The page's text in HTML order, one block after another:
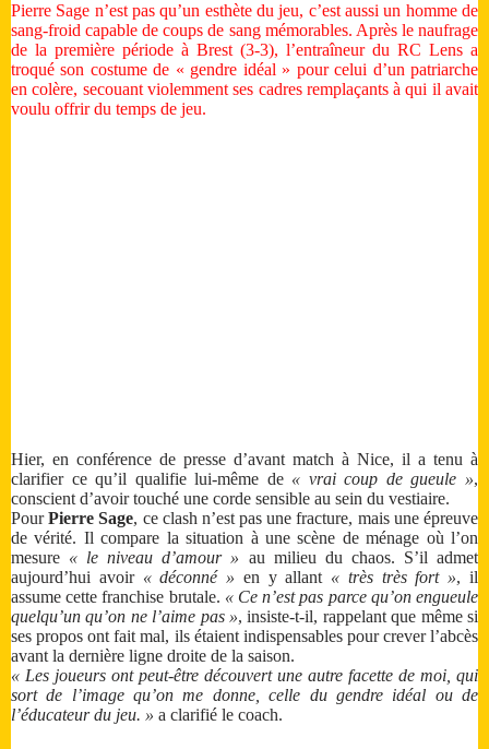
Pierre Sage n’est pas qu’un esthète du jeu, c’est aussi un homme de
sang-froid capable de coups de sang mémorables. Après le naufrage
de la première période à Brest (3-3), l’entraîneur du RC Lens a
troqué son costume de « gendre idéal » pour celui d’un patriarche
en colère, secouant violemment ses cadres remplaçants à qui il avait
voulu offrir du temps de jeu.
Hier, en conférence de presse d’avant match à Nice, il a tenu à
clarifier ce qu’il qualifie lui-même de « vrai coup de gueule »,
conscient d’avoir touché une corde sensible au sein du vestiaire.
PourPierre Sage, ce clash n’est pas une fracture, mais une épreuve
de vérité. Il compare la situation à une scène de ménage où l’on
mesure « le niveau d’amour » au milieu du chaos. S’il admet
aujourd’hui avoir « déconné » en y allant « très très fort », il
assume cette franchise brutale. « Ce n’est pas parce qu’on engueule
quelqu’un qu’on ne l’aime pas », insiste-t-il, rappelant que même si
ses propos ont fait mal, ils étaient indispensables pour crever l’abcès
avant la dernière ligne droite de la saison.
« Les joueurs ont peut-être découvert une autre facette de moi, qui
sort de l’image qu’on me donne, celle du gendre idéal ou de
l’éducateur du jeu. » a clarifié le coach.